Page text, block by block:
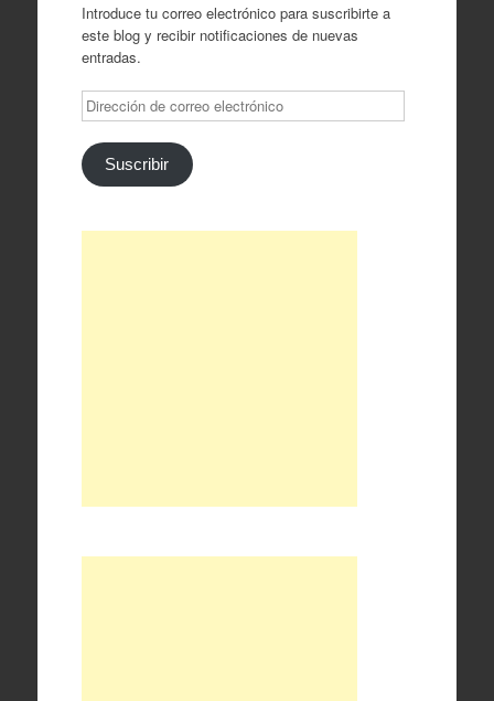
Introduce tu correo electrónico para suscribirte a
este blog y recibir notificaciones de nuevas
entradas.
Dirección
de
correo
electrónico
Suscribir